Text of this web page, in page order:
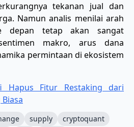
tekanan jual dan
Namun analis menilai arah
depan tetap akan sangat
makro, arus dana
permintaan di ekosistem
Hapus Fitur Restaking dari
supply
cryptoquant